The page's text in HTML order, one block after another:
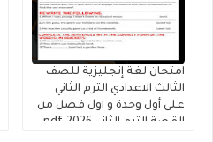
امتحان لغة إنجليزية للصف
الثالث الاعدادي الترم الثاني
على أول وحدة و اول فصل من
القصة الترم الثاني 2026.pdf